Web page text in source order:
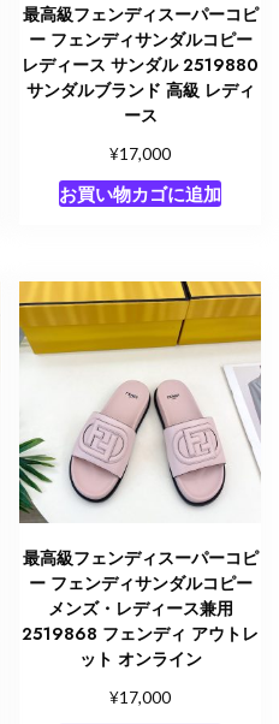
最高級フェンディスーパーコピ
ー フェンディサンダルコピー
レディース サンダル 2519880
サンダルブランド 高級 レディ
ース
¥17,000
お買い物カゴに追加
最高級フェンディスーパーコピ
ー フェンディサンダルコピー
メンズ・レディース兼用
2519868 フェンディ アウトレ
ット オンライン
¥17,000